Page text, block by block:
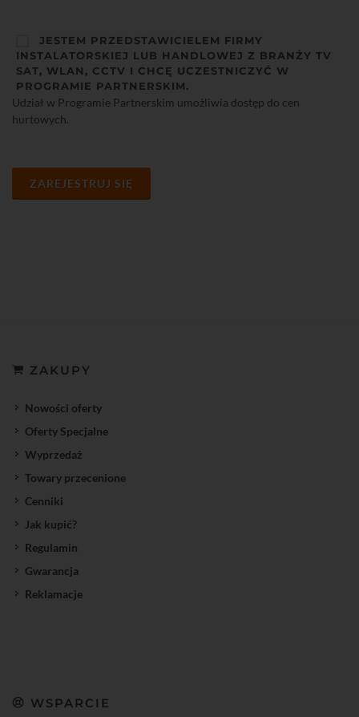
JESTEM PRZEDSTAWICIELEM FIRMY
INSTALATORSKIEJ LUB HANDLOWEJ Z BRANŻY TV
SAT, WLAN, CCTV I CHCĘ UCZESTNICZYĆ W
PROGRAMIE PARTNERSKIM.
Udział w Programie Partnerskim umożliwia dostęp do cen
hurtowych.
ZAREJESTRUJ SIĘ
ZAKUPY
Nowości oferty
Oferty Specjalne
Wyprzedaż
Towary przecenione
Cenniki
Jak kupić?
Regulamin
Gwarancja
Reklamacje
WSPARCIE